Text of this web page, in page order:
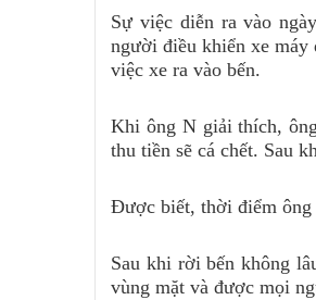
Sự việc diễn ra vào
người điều khiển xe máy
việc xe ra vào bến.
Khi ông N giải thích,
thu tiền sẽ cá chết. Sau
Được biết, thời điểm ông
Sau khi rời bến không
vùng mặt và được mọi